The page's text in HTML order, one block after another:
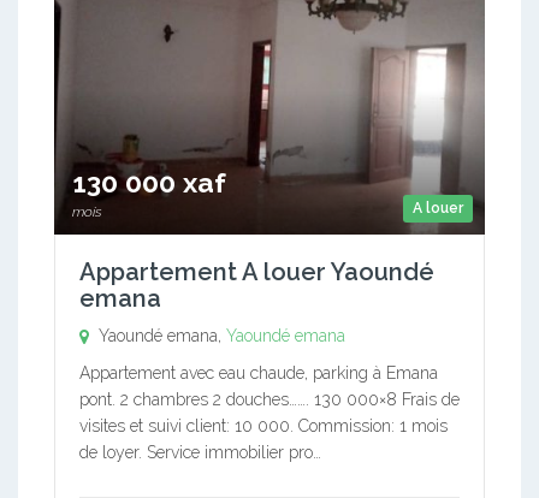
A louer
130 000 xaf
mois
Appartement A louer Yaoundé
emana
Yaoundé emana, Yaoundé emana
Appartement avec eau chaude, parking à Emana
pont. 2 chambres 2 douches……. 130 000×8 Frais de
visites et suivi client: 10 000. Commission: 1 mois
de loyer. Service immobilier pro…